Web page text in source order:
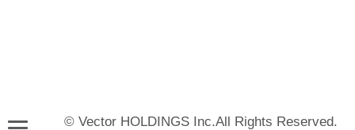
© Vector HOLDINGS Inc.All Rights Reserved.